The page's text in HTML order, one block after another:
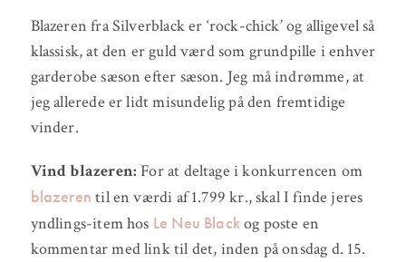
Blazeren fra Silverblack er ‘rock-chick’ og alligevel så
klassisk, at den er guld værd som grundpille i enhver
garderobe sæson efter sæson. Jeg må indrømme, at
jeg allerede er lidt misundelig på den fremtidige
vinder.
Vind blazeren: For at deltage i konkurrencen om
blazeren til en værdi af 1.799 kr., skal I finde jeres
yndlings-item hos Le Neu Blackog poste en
kommentar med link til det, inden på onsdag d. 15.